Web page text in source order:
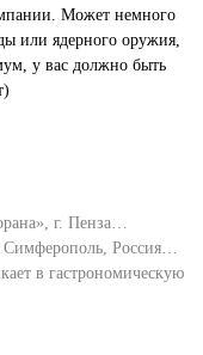
Может немного
или ядерного оружия,
у вас должно быть
г. Пенза…
Симферополь, Россия…
в гастрономическую